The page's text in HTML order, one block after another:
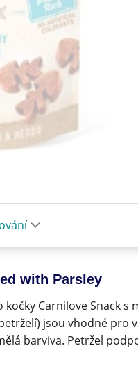
with Parsley
Carnilove Snack s
jsou vhodné pro
barviva. Petržel